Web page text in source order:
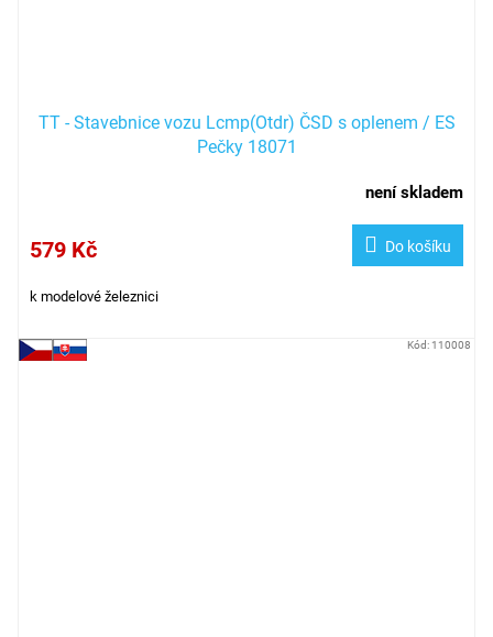
TT - Stavebnice vozu Lcmp(Otdr) ČSD s oplenem / ES
Pečky 18071
není skladem
579 Kč Do košíku
k modelové železnici
Kód: 110008